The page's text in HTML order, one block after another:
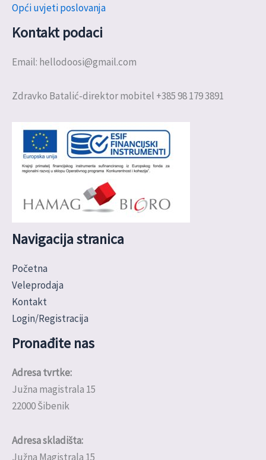
Opći uvjeti poslovanja
Kontakt podaci
Email: hellodoosi@gmail.com
Zdravko Batalić-direktor mobitel +385 98 179 3891
Navigacija stranica
Početna
Veleprodaja
Kontakt
Login/Registracija
Pronađite nas
Adresa tvrtke:
Južna magistrala 15
22000 Šibenik
Adresa skladišta:
Južna Magistrala 15